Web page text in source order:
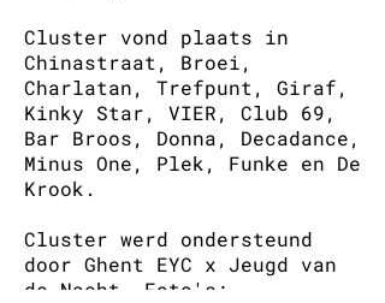
Cluster vond plaats in
Chinastraat, Broei,
Charlatan, Trefpunt, Giraf,
Kinky Star, VIER, Club 69,
Bar Broos, Donna, Decadance,
Minus One, Plek, Funke en De
Krook.
Cluster werd ondersteund
door Ghent EYC x Jeugd van
de Nacht. Foto's: